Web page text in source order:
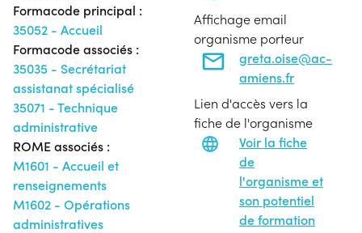
Formacode principal :
35052 - Accueil
Formacode associés :
35035 - Secrétariat
assistanat spécialisé
35071 - Technique
administrative
ROME associés :
M1601 - Accueil et
renseignements
M1602 - Opérations
administratives
Affichage email
organisme porteur
greta.oise@ac-
amiens.fr
Lien d'accès vers la
fiche de l'organisme
Voir la fiche
de
l'organisme et
son potentiel
de formation